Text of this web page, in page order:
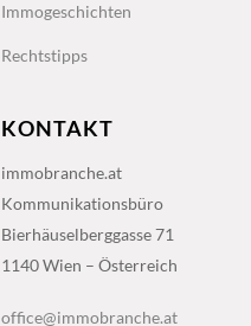
Immogeschichten
Rechtstipps
KONTAKT
immobranche.at
Kommunikationsbüro
Bierhäuselberggasse 71
1140 Wien – Österreich
office@immobranche.at